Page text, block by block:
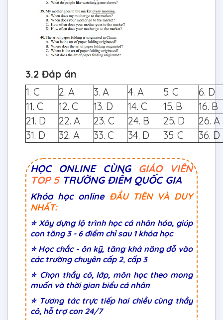
3.2 Đáp án
1. C
2. A 3. A 4. A 5. C
6. D
11. C
12. C 13. D 14. C 15. B
16. B
21. D
22. A 23. C 24. B 25. D
26. A
31. D
32. A 33. C 34. D 35. C 36. D
HỌC ONLINE CÙNG
GIÁO VIÊN
TOP 5 TRƯỜNG ĐIỂM QUỐC GIA
Khóa học online ĐẦU TIÊN VÀ DUY
NHẤT:
⭐ Xây dựng lộ trình học cá nhân hóa, giúp
con tăng 3 - 6 điểm chỉ sau 1 khóa học
⭐ Học chắc - ôn kỹ, tăng khả năng đỗ vào
các trường chuyên cấp 2, cấp 3
⭐ Chọn thầy cô, lớp, môn học theo mong
muốn và thời gian biểu cá nhân
⭐ Tương tác trực tiếp hai chiều cùng thầy
cô, hỗ trợ con 24/7